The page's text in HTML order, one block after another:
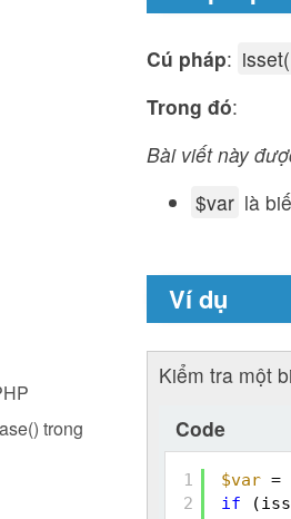
trong
Cú pháp:
Trong đó:
Bài viết này
$var là
Ví dụ
Kiểm tra một
Code
1
2
$var =
if